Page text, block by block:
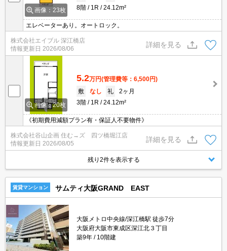
画像：23枚
8階
1R 24.12m²
エレベーターあり。オートロック。
株式会社エイブル 深江橋店
情報更新日 2026/08/06
詳細を見る
画像：20枚
5.2万円(管理費等：6,500円)
敷
なし 礼
2ヶ月
3階
1R 24.12m²
《初期費用減額プラン有・保証人不要物件》
株式会社谷山企画 住む→ズ 四ツ橋堀江店
情報更新日 2026/08/05
詳細を見る
残り2件を表示する
賃貸マンション サムティ大阪GRAND EAST
大阪メトロ中央線/深江橋駅 徒歩7分
大阪府大阪市東成区深江北３丁目
築9年
10階建